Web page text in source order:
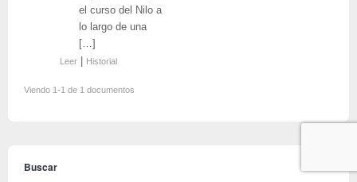
el curso del Nilo a
lo largo de una
[…]
Leer Historial
Viendo 1-1 de 1 documentos
Buscar